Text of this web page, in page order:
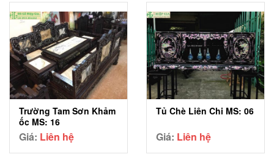
Trường Tam Sơn Khảm
ốc MS: 16
Giá: Liên hệ
Tủ Chè Liên Chi MS: 06
Giá: Liên hệ